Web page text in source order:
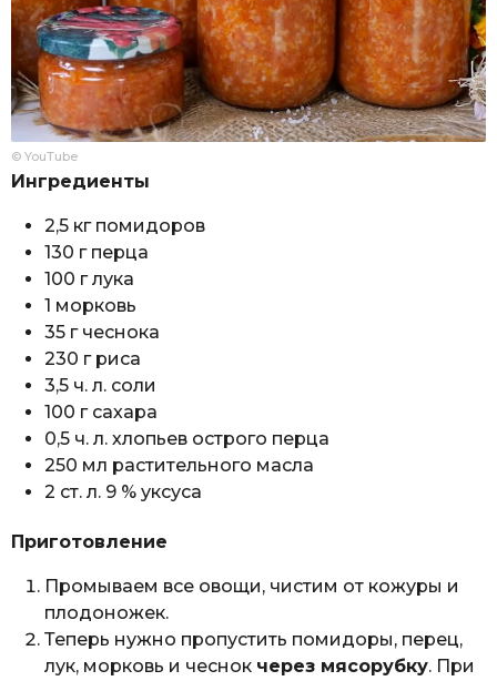
© YouTube
Ингредиенты
2,5 кг помидоров
130 г перца
100 г лука
1 морковь
35 г чеснока
230 г риса
3,5 ч. л. соли
100 г сахара
0,5 ч. л. хлопьев острого перца
250 мл растительного масла
2 ст. л. 9 % уксуса
Приготовление
Промываем все овощи, чистим от кожуры и
плодоножек.
Теперь нужно пропустить помидоры, перец,
лук, морковь и чеснок через мясорубку. При